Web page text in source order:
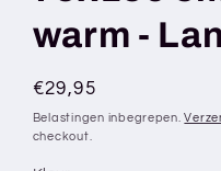
warm -
Normale
prijs
€29,95
Belastingen inbegrepen.
checkout.